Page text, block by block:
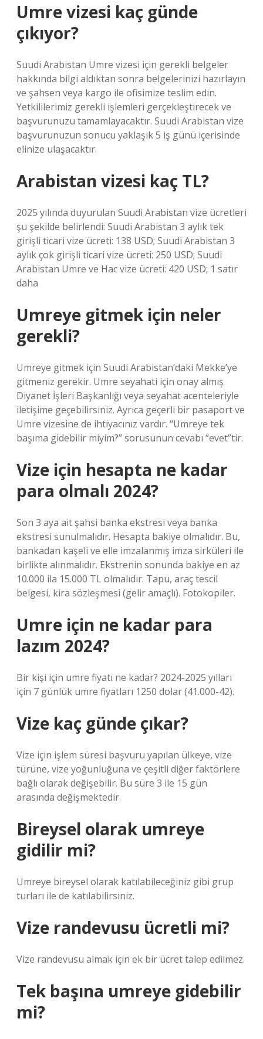
Umre vizesi kaç günde
çıkıyor?
Suudi Arabistan Umre vizesi için gerekli belgeler
hakkında bilgi aldıktan sonra belgelerinizi hazırlayın
ve şahsen veya kargo ile ofisimize teslim edin.
Yetkililerimiz gerekli işlemleri gerçekleştirecek ve
başvurunuzu tamamlayacaktır. Suudi Arabistan vize
başvurunuzun sonucu yaklaşık 5 iş günü içerisinde
elinize ulaşacaktır.
Arabistan vizesi kaç TL?
2025 yılında duyurulan Suudi Arabistan vize ücretleri
şu şekilde belirlendi: Suudi Arabistan 3 aylık tek
girişli ticari vize ücreti: 138 USD; Suudi Arabistan 3
aylık çok girişli ticari vize ücreti: 250 USD; Suudi
Arabistan Umre ve Hac vize ücreti: 420 USD; 1 satır
daha
Umreye gitmek için neler
gerekli?
Umreye gitmek için Suudi Arabistan’daki Mekke’ye
gitmeniz gerekir. Umre seyahati için onay almış
Diyanet İşleri Başkanlığı veya seyahat acenteleriyle
iletişime geçebilirsiniz. Ayrıca geçerli bir pasaport ve
Umre vizesine de ihtiyacınız vardır. “Umreye tek
başıma gidebilir miyim?” sorusunun cevabı “evet”tir.
Vize için hesapta ne kadar
para olmalı 2024?
Son 3 aya ait şahsi banka ekstresi veya banka
ekstresi sunulmalıdır. Hesapta bakiye olmalıdır. Bu,
bankadan kaşeli ve elle imzalanmış imza sirküleri ile
birlikte alınmalıdır. Ekstrenin sonunda bakiye en az
10.000 ila 15.000 TL olmalıdır. Tapu, araç tescil
belgesi, kira sözleşmesi (gelir amaçlı). Fotokopiler.
Umre için ne kadar para
lazım 2024?
Bir kişi için umre fiyatı ne kadar? 2024-2025 yılları
için 7 günlük umre fiyatları 1250 dolar (41.000-42).
Vize kaç günde çıkar?
Vize için işlem süresi başvuru yapılan ülkeye, vize
türüne, vize yoğunluğuna ve çeşitli diğer faktörlere
bağlı olarak değişebilir. Bu süre 3 ile 15 gün
arasında değişmektedir.
Bireysel olarak umreye
gidilir mi?
Umreye bireysel olarak katılabileceğiniz gibi grup
turları ile de katılabilirsiniz.
Vize randevusu ücretli mi?
Vize randevusu almak için ek bir ücret talep edilmez.
Tek başına umreye gidebilir
mi?